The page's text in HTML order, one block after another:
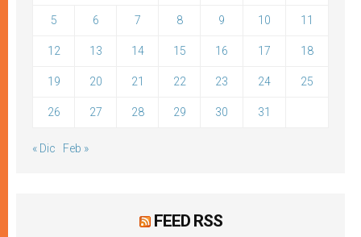
5 6 7 8 9 10 11
12 13 14 15 16 17 18
19 20 21 22 23 24 25
26 27 28 29 30 31
« Dic Feb »
FEED RSS